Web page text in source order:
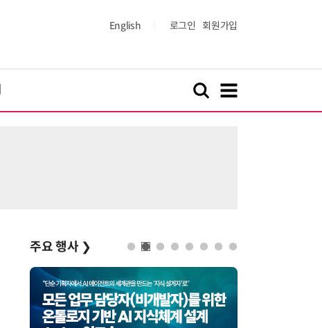
English 로그인 회원가입
주요 행사 ❯